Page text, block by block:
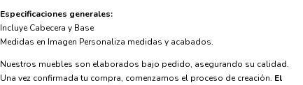
Especificaciones generales:
Incluye Cabecera y Base
Medidas en Imagen Personaliza medidas y acabados.
Nuestros muebles son elaborados bajo pedido, asegurando su calidad.
Una vez confirmada tu compra, comenzamos el proceso de creación. El